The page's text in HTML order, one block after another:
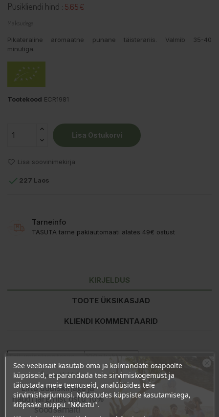
Püsikliendi hind : 5.65 €
Maksudega
Pikateraline aromaatne punane täisterariis. Valmib 35-40
minutiga.
Tootekood ECR1981
Lisa Ostukorvi
Lisa soovinimekirja
 227 Laos
Tarneinfo
TASUTA tarne pakiautomaati alates 49€ ostust
KIRJELDUS
TOOTE ÜKSIKASJAD
KLIENDI KOMMENTAARID
Energiasisaldus
1529kJ/361kcal
Rasvad
1,9g
- millest küllastunud
0,5g
Süsivesikud
77g
- millest suhkrud
1,2g
See veebisait kasutab oma ja kolmandate osapoolte
küpsiseid, et parandada teie sirvimiskogemust ja
täiustada meie teenuseid, analüüsides teie
sirvimisharjumusi. Nõustudes küpsiste kasutamisega,
klõpsake nuppu "Nõustu".
Ära veel lahku!
Liitu uudiskirjaga ja
naudi järgmist ostu 10%
soodsamalt!